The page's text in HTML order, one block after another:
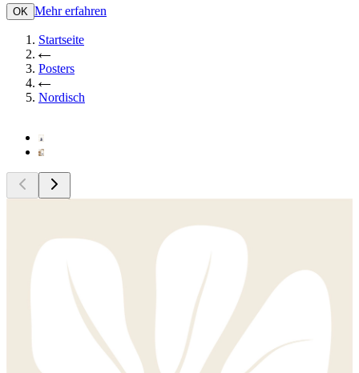
OK Mehr erfahren
Startseite
Posters
Nordisch